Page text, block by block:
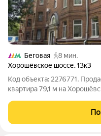
Беговая
8 мин.
Хорошёвское шоссе,13к3
Код объекта: 2276771.
квартира 79,1 м на
воздуха и свободы. На 2-м
тихо , все окна во